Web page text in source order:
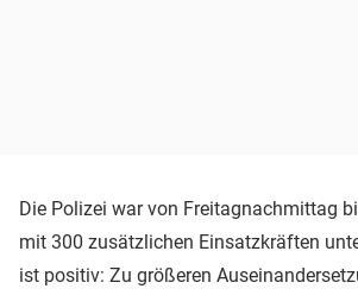
Die Polizei war von Freitagnachmittag
mit 300 zusätzlichen Einsatzkräften
ist positiv: Zu größeren